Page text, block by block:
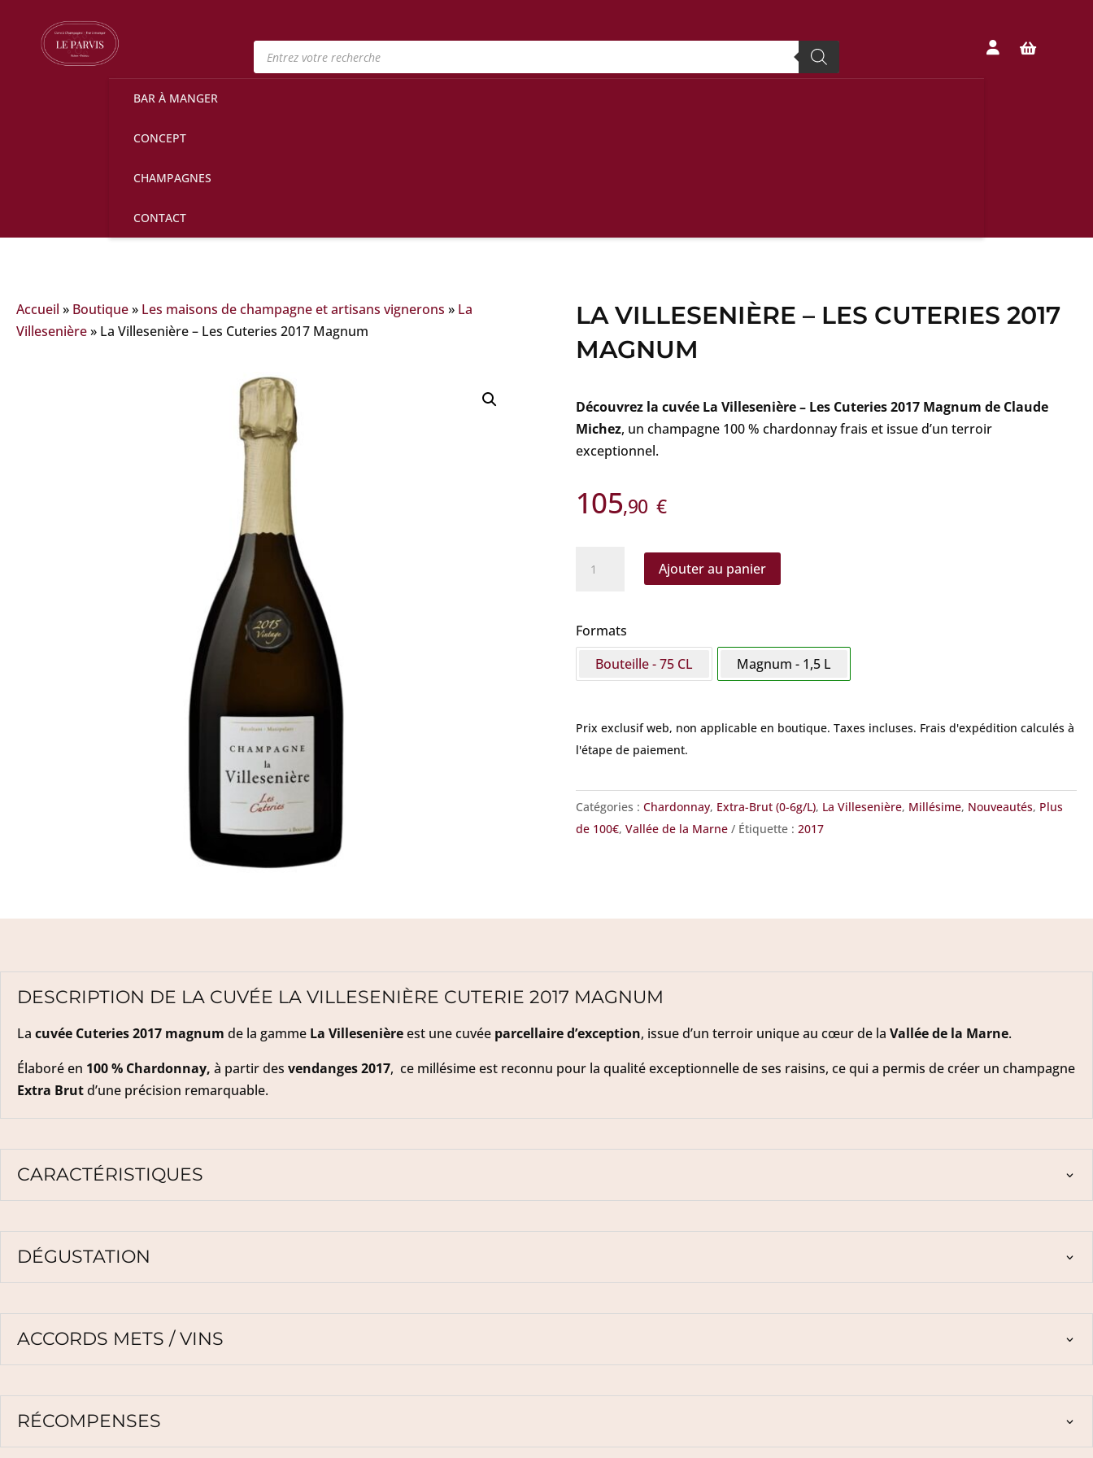
Recherche
de
produits
 
BAR À MANGER
CONCEPT
CHAMPAGNES
CONTACT
Accueil » Boutique» Les maisons de champagne et artisans vignerons » La
Villesenière» La Villesenière – Les Cuteries 2017 Magnum
LA VILLESENIÈRE – LES CUTERIES 2017
MAGNUM
Découvrez la cuvée La Villesenière – Les Cuteries 2017 Magnum de Claude
Michez, un champagne 100 % chardonnay frais et issue d’un terroir
exceptionnel.
105,90 €
Villesenière
-
Magnum
Ajouter au panier
Formats
Bouteille - 75 CL
Magnum - 1,5 L
Prix exclusif web, non applicable en boutique. Taxes incluses. Frais d'expédition calculés à
l'étape de paiement.
Catégories : Chardonnay, Extra-Brut (0-6g/L), La Villesenière, Millésime, Nouveautés, Plus
de 100€, Vallée de la Marne Étiquette : 2017
DESCRIPTION DE LA CUVÉE LA VILLESENIÈRE CUTERIE 2017 MAGNUM
La cuvée Cuteries 2017 magnum de la gamme La Villesenièreest une cuvée parcellaire d’exception, issue d’un terroir unique au cœur de la Vallée de la Marne.
Élaboré en 100 % Chardonnay, à partir des vendanges 2017, ce millésime est reconnu pour la qualité exceptionnelle de ses raisins, ce qui a permis de créer un champagne
Extra Brutd’une précision remarquable.
CARACTÉRISTIQUES
DÉGUSTATION
ACCORDS METS / VINS
RÉCOMPENSES